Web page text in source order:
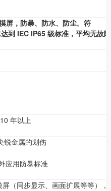
屏，防暴、防水、防尘。符
到 IEC IP65 级标准，平均无故
年以上
锐金属的划伤
应用防暴标准
（同步显示、画面扩展等等），